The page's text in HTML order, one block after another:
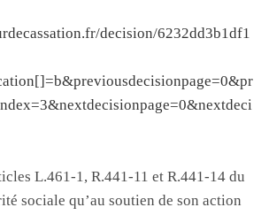
decision/6232dd3b1df1
L.461-1, R.441-11 et R.441-14 du
sociale qu’au soutien de son action